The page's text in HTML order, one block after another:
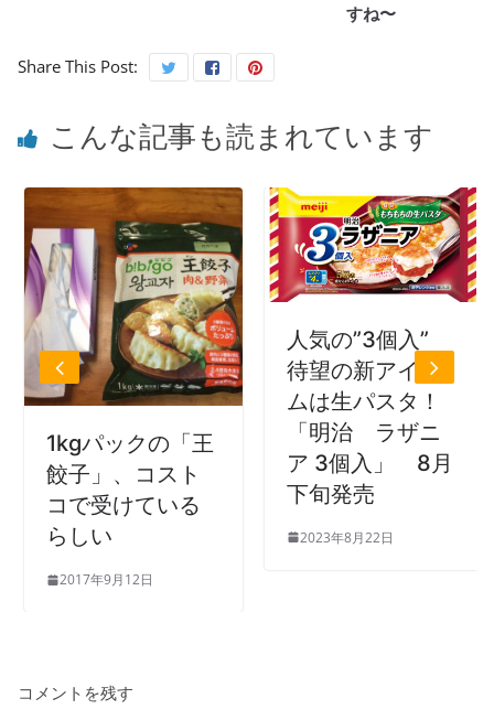
すね〜
Share This Post:
こんな記事も読まれています
1kgパックの「王
餃子」、コスト
コで受けている
らしい
2017年9月12日
人気の”3個入”
待望の新アイテ
ムは生パスタ！
「明治 ラザニ
ア 3個入」 8月
下旬発売
2023年8月22日
コメントを残す